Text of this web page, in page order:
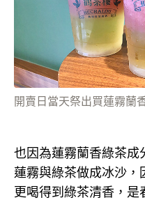
開賣日當天祭出買蓮霧蘭
也因為蓮霧蘭香綠茶成
蓮霧與綠茶做成冰沙，
更喝得到綠茶清香，是